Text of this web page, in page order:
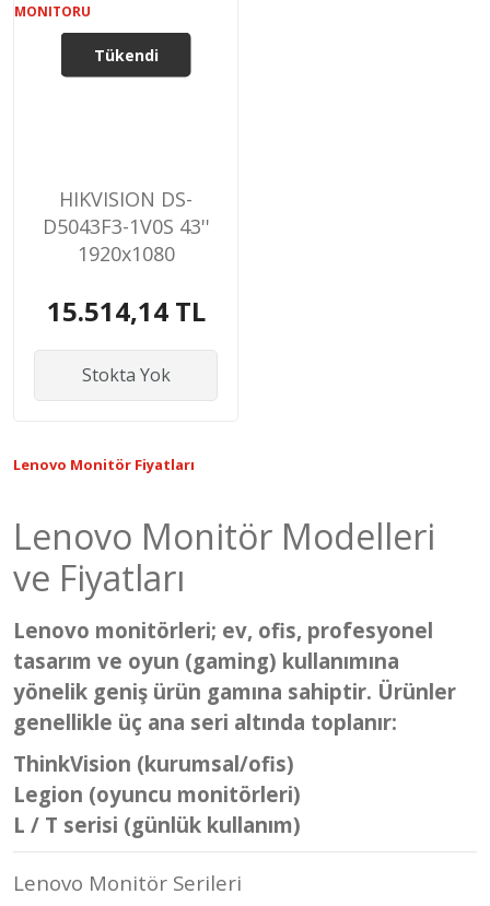
Tükendi
HIKVISION DS-
D5043F3-1V0S 43''
1920x1080
VESA SİYAH FULL
MONITORU
15.514,14 TL
Stokta Yok
Lenovo Monitör Fiyatları
Lenovo Monitör Modelleri
ve Fiyatları
Lenovo monitörleri; ev, ofis, profesyonel
tasarım ve oyun (gaming) kullanımına
yönelik geniş ürün gamına sahiptir. Ürünler
genellikle üç ana seri altında toplanır:
ThinkVision (kurumsal/ofis)
Legion (oyuncu monitörleri)
L / T serisi (günlük kullanım)
Lenovo Monitör Serileri